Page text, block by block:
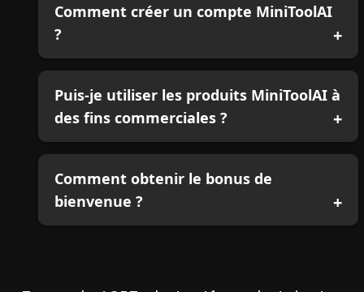
Comment créer un compte MiniToolAI
?
Puis-je utiliser les produits MiniToolAI à
des fins commerciales ?
Comment obtenir le bonus de
bienvenue ?